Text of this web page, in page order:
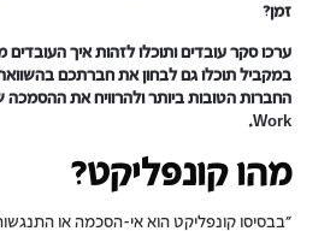
זמן?
ערכו סקר עובדים ותוכלו לזהות איך
במקביל תוכלו גם לבחון את חברתכם
Work.
מהו קונפליקט?
"בבסיסו קונפליקט הוא אי-הסכמה או התנגשות